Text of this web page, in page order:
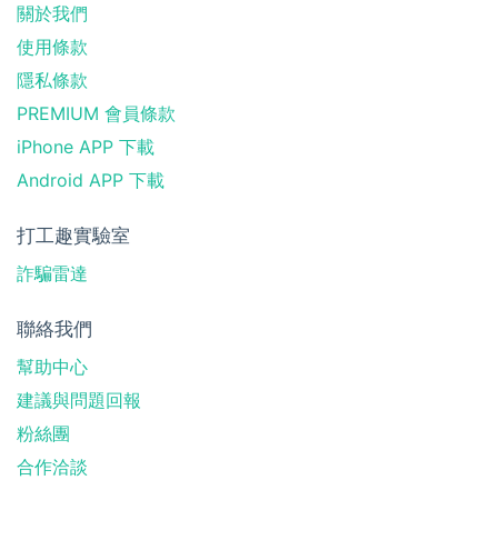
關於我們
使用條款
隱私條款
PREMIUM 會員條款
iPhone APP 下載
Android APP 下載
打工趣實驗室
詐騙雷達
聯絡我們
幫助中心
建議與問題回報
粉絲團
合作洽談